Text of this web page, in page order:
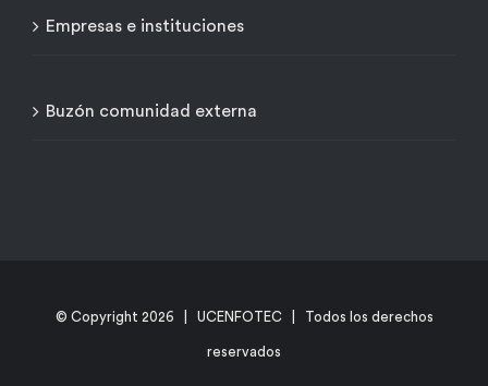
Empresas e instituciones
Buzón comunidad externa
© Copyright 2026 | UCENFOTEC | Todos los derechos
reservados